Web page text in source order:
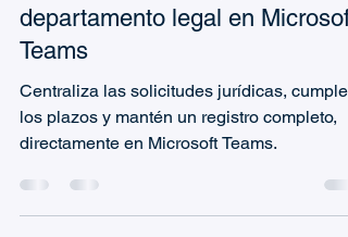
Sistema de tickets para el
departamento legal en Microsoft
Teams
Centraliza las solicitudes jurídicas, cumple
los plazos y mantén un registro completo,
directamente en Microsoft Teams.